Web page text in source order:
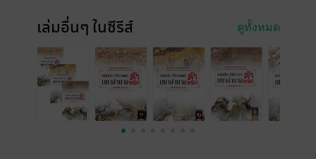
เล่มอื่นๆ ในซีรีส์ ดูทั้งหมด